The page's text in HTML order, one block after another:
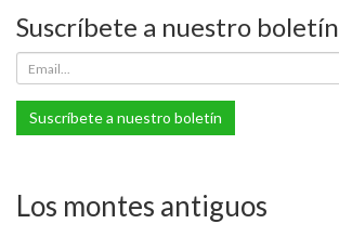
Suscríbete a nuestro boletín
Suscríbete a nuestro boletín
Los montes antiguos